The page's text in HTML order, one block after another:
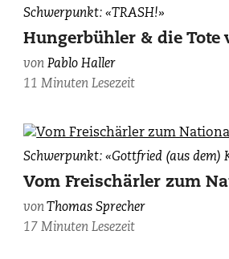
Illustration
Corinne
Mock.
Schwerpunkt: «TRASH!»
Hungerbühler & die Tote
vonPablo Haller
11 Minuten Lesezeit
«Die
der
Seligen»,
Karikatur
Schwerpunkt: «Gottfried (aus dem)
Vom Freischärler zum
vonThomas Sprecher
17 Minuten Lesezeit